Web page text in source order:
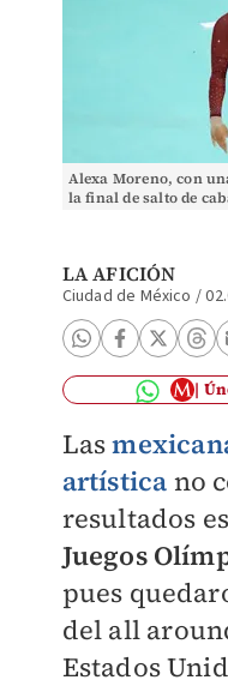
Alexa Moreno, con
la final de salto de
LA AFICIÓN
Ciudad de México /
Las
artística no
resultados
Juegos
pues
del all
Estados